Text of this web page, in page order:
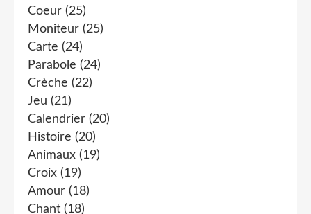
Coeur (25)
Moniteur (25)
Carte (24)
Parabole (24)
Crèche (22)
Jeu (21)
Calendrier (20)
Histoire (20)
Animaux (19)
Croix (19)
Amour (18)
Chant (18)